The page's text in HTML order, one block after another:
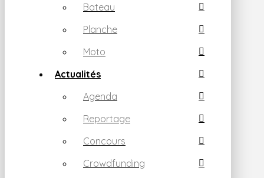
Bateau
Planche
Moto
Actualités
Agenda
Reportage
Concours
Crowdfunding